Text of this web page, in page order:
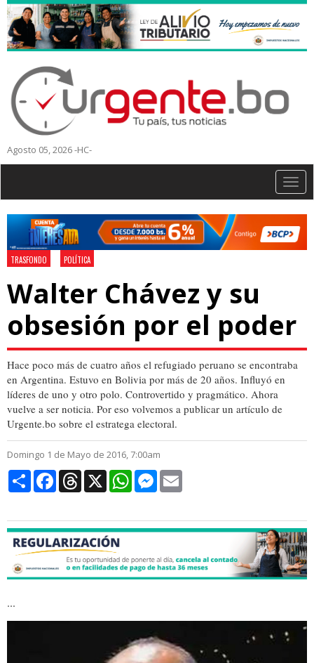
Agosto 05, 2026 -HC-
TRASFONDO POLÍTICA
Walter Chávez y su
obsesión por el poder
Hace poco más de cuatro años el refugiado peruano se encontraba
en Argentina. Estuvo en Bolivia por más de 20 años. Influyó en
líderes de uno y otro polo. Controvertido y pragmático. Ahora
vuelve a ser noticia. Por eso volvemos a publicar un artículo de
Urgente.bo sobre el estratega electoral.
Domingo 1 de Mayo de 2016, 7:00am
CompartirFacebookThreads
X WhatsAppMessenger
...
walter_chavez596x418.jpg